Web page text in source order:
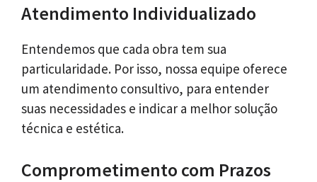
Atendimento Individualizado
Entendemos que cada obra tem sua
particularidade. Por isso, nossa equipe oferece
um atendimento consultivo, para entender
suas necessidades e indicar a melhor solução
técnica e estética.
Comprometimento com Prazos